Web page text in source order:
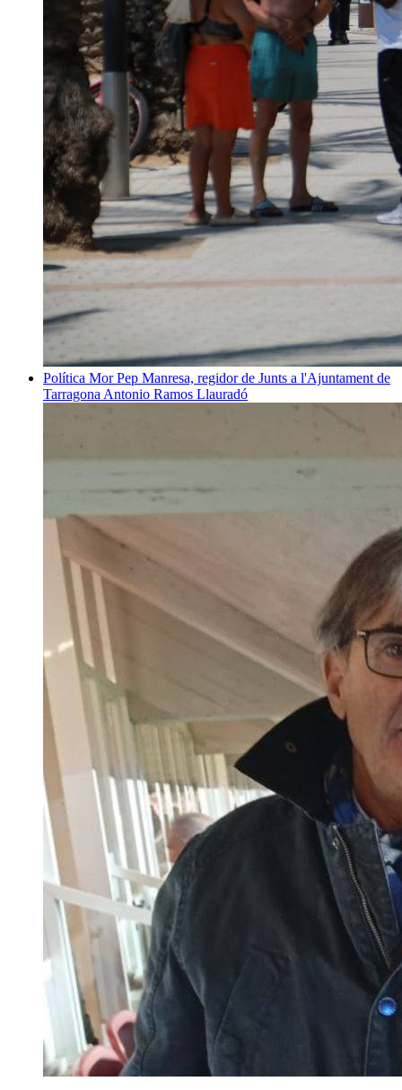
Política Mor Pep Manresa, regidor de Junts a l'Ajuntament de
Tarragona Antonio Ramos Llauradó